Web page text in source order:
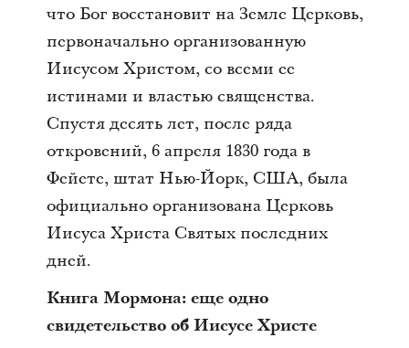
что Бог восстановит на Земле Церковь,
первоначально организованную
Иисусом Христом, со всеми ее
истинами и властью священства.
Спустя десять лет, после ряда
откровений, 6 апреля 1830 года в
Фейете, штат Нью-Йорк, США, была
официально организована Церковь
Иисуса Христа Святых последних
дней.
Книга Мормона: еще одно
свидетельство об Иисусе Христе